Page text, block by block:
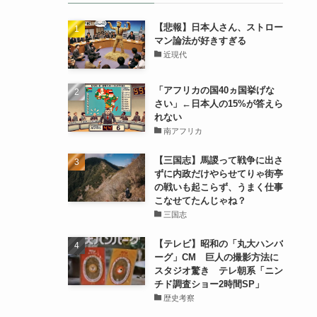
【悲報】日本人さん、ストロー
マン論法が好きすぎる
近現代
「アフリカの国40ヵ国挙げな
さい」←日本人の15%が答えら
れない
南アフリカ
【三国志】馬謖って戦争に出さ
ずに内政だけやらせてりゃ街亭
の戦いも起こらず、うまく仕事
こなせてたんじゃね？
三国志
【テレビ】昭和の「丸大ハンバ
ーグ」CM 巨人の撮影方法に
スタジオ驚き テレ朝系「ニン
チド調査ショー2時間SP」
歴史考察